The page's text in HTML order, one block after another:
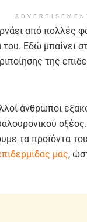
από πολλές
Εδώ μπαίνει
της
άνθρωποι
τα προϊόντα
μας,